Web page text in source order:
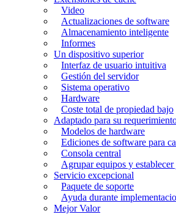
Video
Actualizaciones de software
Almacenamiento inteligente
Informes
Un dispositivo superior
Interfaz de usuario intuitiva
Gestión del servidor
Sistema operativo
Hardware
Coste total de propiedad bajo
Adaptado para su
Modelos de hardware
Ediciones de software para
Consola central
Agrupar equipos y establecer
Servicio excepcional
Paquete de soporte
Ayuda durante
Mejor Valor